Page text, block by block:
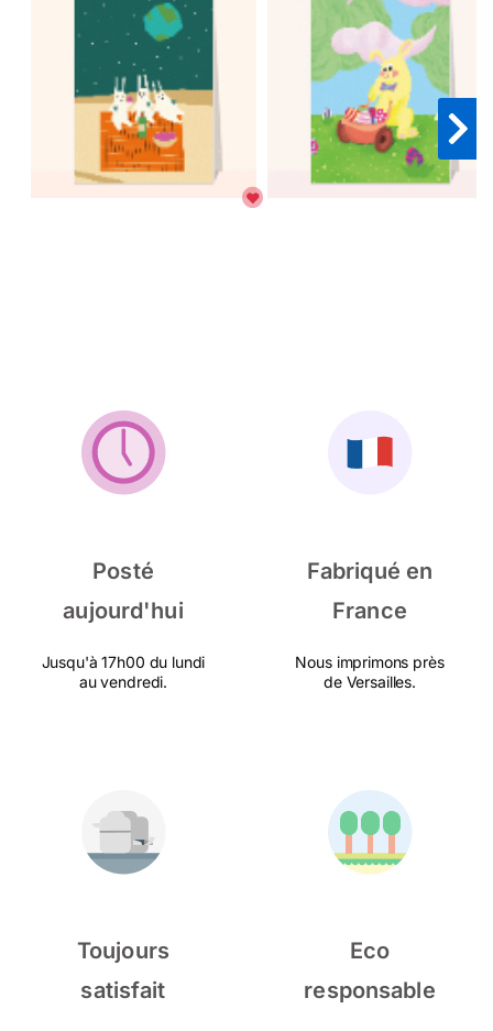
Posté
aujourd'hui
Jusqu'à 17h00 du lundi
au vendredi.
Fabriqué en
France
Nous imprimons près
de Versailles.
Toujours
satisfait
Eco
responsable